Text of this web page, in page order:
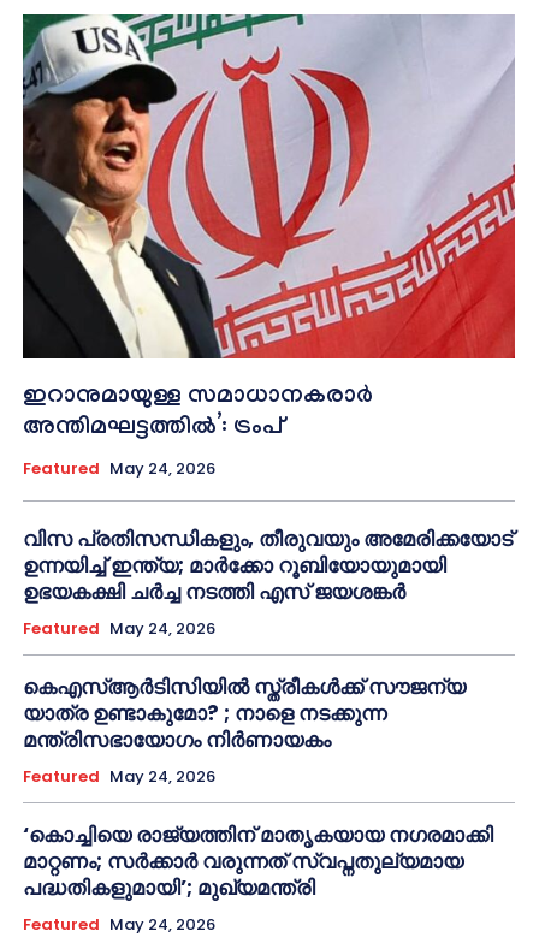
ഇറാനുമായുള്ള സമാധാനകരാർ
അന്തിമഘട്ടത്തിൽ‌’: ട്രംപ്
Featured May 24, 2026
വിസ പ്രതിസന്ധികളും, തീരുവയും അമേരിക്കയോട്
ഉന്നയിച്ച് ഇന്ത്യ; മാർക്കോ റൂബിയോയുമായി
ഉഭയകക്ഷി ചർച്ച നടത്തി എസ് ജയശങ്കർ
Featured May 24, 2026
കെഎസ്ആർടിസിയിൽ സ്ത്രീകൾക്ക് സൗജന്യ
യാത്ര ഉണ്ടാകുമോ? ; നാളെ നടക്കുന്ന
മന്ത്രിസഭായോഗം നിർണായകം
Featured May 24, 2026
‘കൊച്ചിയെ രാജ്യത്തിന് മാതൃകയായ നഗരമാക്കി
മാറ്റണം; സർക്കാർ വരുന്നത് സ്വപ്നതുല്യമായ
പദ്ധതികളുമായി’; മുഖ്യമന്ത്രി
Featured May 24, 2026